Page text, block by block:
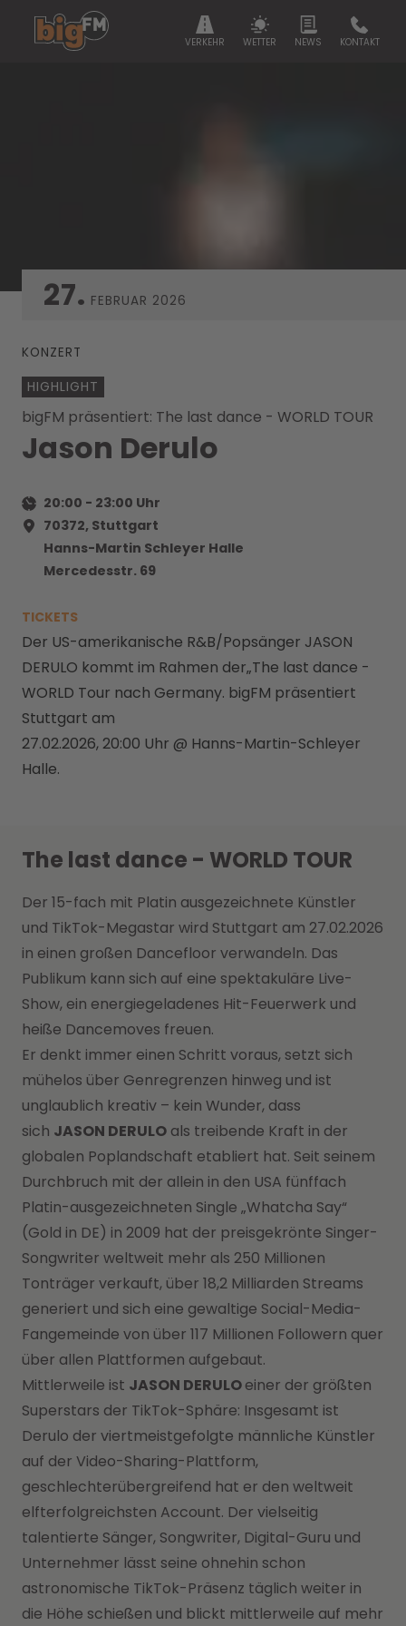
VERKEHR WETTER NEWS KONTAKT
27. FEBRUAR 2026
KONZERT
HIGHLIGHT
bigFM präsentiert: The last dance - WORLD TOUR
Jason Derulo
20:00 - 23:00 Uhr
70372, Stuttgart
Hanns-Martin Schleyer Halle
Mercedesstr. 69
TICKETS
Der US-amerikanische R&B/Popsänger JASON
DERULO kommt im Rahmen der„The last dance -
WORLD Tour nach Germany. bigFM präsentiert
Stuttgart am
27.02.2026, 20:00 Uhr @ Hanns-Martin-Schleyer
Halle.
The last dance - WORLD TOUR
Der 15-fach mit Platin ausgezeichnete Künstler
und TikTok-Megastar wird Stuttgart am 27.02.2026
in einen großen Dancefloor verwandeln. Das
Publikum kann sich auf eine spektakuläre Live-
Show, ein energiegeladenes Hit-Feuerwerk und
heiße Dancemoves freuen.
Er denkt immer einen Schritt voraus, setzt sich
mühelos über Genregrenzen hinweg und ist
unglaublich kreativ – kein Wunder, dass
sich JASON DERULO als treibende Kraft in der
globalen Poplandschaft etabliert hat. Seit seinem
Durchbruch mit der allein in den USA fünffach
Platin-ausgezeichneten Single „Whatcha Say“
(Gold in DE) in 2009 hat der preisgekrönte Singer-
Songwriter weltweit mehr als 250 Millionen
Tonträger verkauft, über 18,2 Milliarden Streams
generiert und sich eine gewaltige Social-Media-
Fangemeinde von über 117 Millionen Followern quer
über allen Plattformen aufgebaut.
Mittlerweile ist JASON DERULOeiner der größten
Superstars der TikTok-Sphäre: Insgesamt ist
Derulo der viertmeistgefolgte männliche Künstler
auf der Video-Sharing-Plattform,
geschlechterübergreifend hat er den weltweit
elfterfolgreichsten Account. Der vielseitig
talentierte Sänger, Songwriter, Digital-Guru und
Unternehmer lässt seine ohnehin schon
astronomische TikTok-Präsenz täglich weiter in
die Höhe schießen und blickt mittlerweile auf mehr